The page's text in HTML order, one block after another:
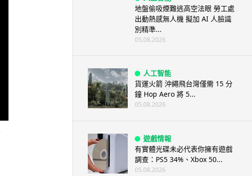
地盤偷吸煙難逃高空法眼 勞工處
出動熱感無人機 擬加 AI 人臉識
別精準...
05.08.2026
人工智能
貨運火箭 沖繩飛台灣僅需 15 分
鐘 Hop Aero 將 5...
05.08.2026
遊戲情報
有實體光碟未必代表你擁有遊戲
調查：PS5 34%、Xbox 50...
05.08.2026